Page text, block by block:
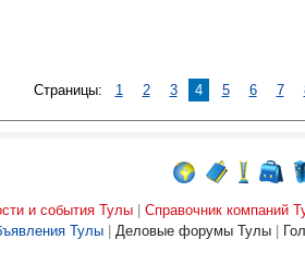
Страницы: 1 2 3 4 5 6 7
и события Тулы
Справочник компаний
Тулы Деловые форумы Тулы